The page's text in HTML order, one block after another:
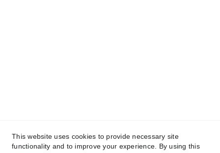
This website uses cookies to provide necessary site
functionality and to improve your experience. By using this